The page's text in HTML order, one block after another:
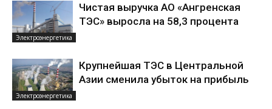
Электроэнергетика
Чистая выручка АО «Ангренская
ТЭС» выросла на 58,3 процента
Электроэнергетика
Крупнейшая ТЭС в Центральной
Азии сменила убыток на прибыль